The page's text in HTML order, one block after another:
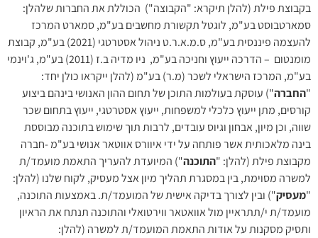
בקבוצת פילת (להלן תיקרא: "הקבוצה") הכוללת את החברות שלהלן:
סמארטבוסט בע"מ, לוגטל תקשורת מחשבים בע"מ, סמארט המרכז
להעצמה פיננסית בע"מ, ס.מ.א.ר.ט ניהול אסטרטגי (2021) בע"מ, קבוצת
מומנטום – הדרכה ייעוץ וחניכה בע"מ, ניו מדיה ב.ז (2011) בע"מ, ג'וינמי
בע"מ, המרכז הישראלי לשכר (מ.ר) בע"מ (להלן ייקראו כולן יחד:
"החברה") עוסקת בעולמות התוכן של תחום ההון האנושי בינהם ביצוע
קורסים, מתן ייעוץ כלכלי למשפחות, ייעוץ אסטרטגי, ייעוץ בתחום שכר
שווה, וכן מיון, אבחון וגיוס עובדים, לרבות תוך שימוש בתוכנה מבוססת
בינה מלאכותית אשר פותחה על ידי איוורס אווטאר אנושי בע"מ -חברה
מקבוצת פילת (להלן: "התוכנה") המיועדת להעריך התאמת מועמד/ת
למשרה מסוימת, בין במסגרת תהליך מיון אצל מעסיק, לקוח שלנו (להלן:
"מעסיק") ובין לצורך בדיקה אישית של המועמד/ת. באמצעות התוכנה,
מועמד/ת י/תתראיין מול אוואטאר ווירטואלי והתוכנה תנתח את הראיון
ותסיק מסקנות על אודות התאמת המועמד/ת למשרה (להלן: